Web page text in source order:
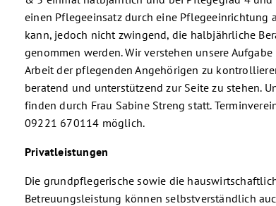
einen Pflegeeinsatz durch eine Pflegeeinrichtung
kann, jedoch nicht zwingend, die halbjährliche
genommen werden. Wir verstehen unsere
Arbeit der pflegenden Angehörigen zu
beratend und unterstützend zur Seite zu stehen.
finden durch Frau Sabine Streng statt.
09221 670114 möglich.
Privatleistungen
Die grundpflegerische sowie die
Betreuungsleistung können selbstverständlich